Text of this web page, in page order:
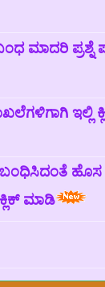
ಮಾದರಿ ಪ್ರಶ್ನೆ
ಇಲ್ಲಿ
ಹೊಸ
ಮಾಡಿ